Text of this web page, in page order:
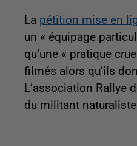
La pétition mise en
un « équipage
qu’une « pratique
filmés alors qu’ils
L’association Rallye
du militant